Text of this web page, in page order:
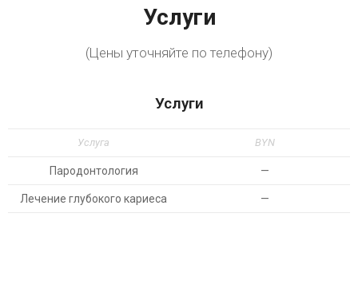
Услуги
(Цены уточняйте по телефону)
Услуги
Услуга BYN
Пародонтология —
Лечение глубокого кариеса —